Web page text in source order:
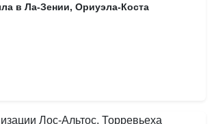
в Ла-Зении, Ориуэла-Коста